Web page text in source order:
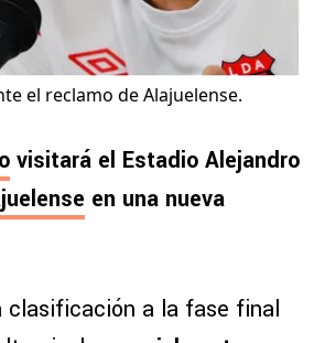
el reclamo de Alajuelense.
visitará el Estadio Alejandro
en una nueva
clasificación a la fase final